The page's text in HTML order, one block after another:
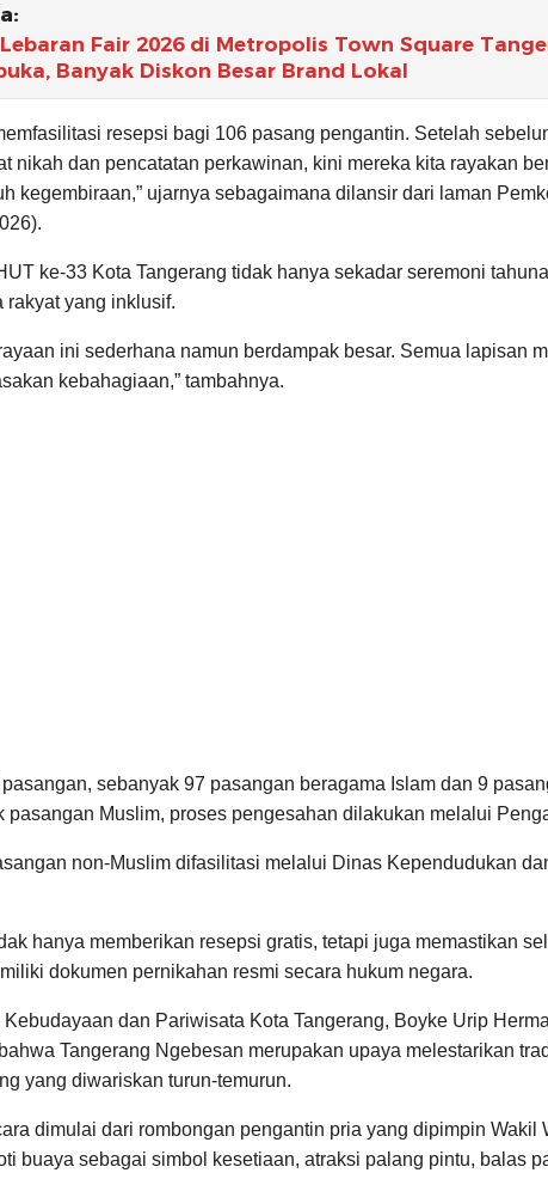
Fair 2026 di Metropolis Town Square
Banyak Diskon Besar Brand Lokal
resepsi bagi 106 pasang pengantin. Setelah
nikah dan pencatatan perkawinan, kini mereka kita rayakan
kegembiraan,” ujarnya sebagaimana dilansir dari laman
ke-33 Kota Tangerang tidak hanya sekadar seremoni
rakyat yang inklusif.
ini sederhana namun berdampak besar. Semua lapisan
kebahagiaan,” tambahnya.
sebanyak 97 pasangan beragama Islam dan 9
pasangan Muslim, proses pengesahan dilakukan melalui
non-Muslim difasilitasi melalui Dinas Kependudukan
hanya memberikan resepsi gratis, tetapi juga memastikan
dokumen pernikahan resmi secara hukum negara.
dan Pariwisata Kota Tangerang, Boyke Urip
Tangerang Ngebesan merupakan upaya melestarikan
yang diwariskan turun-temurun.
dimulai dari rombongan pengantin pria yang dipimpin Wakil
buaya sebagai simbol kesetiaan, atraksi palang pintu, balas